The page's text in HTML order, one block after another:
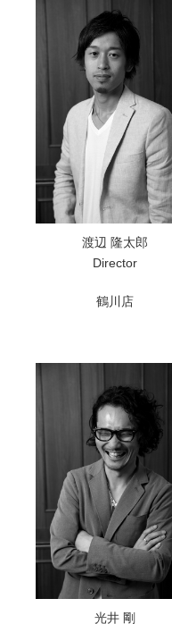
渡辺 隆太郎
Director
鶴川店
光井 剛